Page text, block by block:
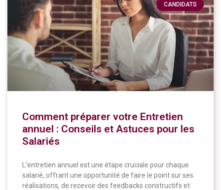
CANDIDATS
Comment préparer votre Entretien
annuel : Conseils et Astuces pour les
Salariés
L’entretien annuel est une étape cruciale pour chaque
salarié, offrant une opportunité de faire le point sur ses
réalisations, de recevoir des feedbacks constructifs et